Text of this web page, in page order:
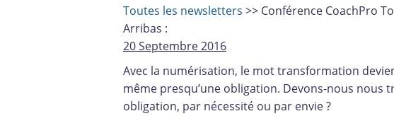
Toutes les newsletters >> Conférence CoachPro
Arribas :
20 Septembre 2016
Avec la numérisation, le mot transformation
même presqu’une obligation. Devons-nous
obligation, par nécessité ou par envie ?